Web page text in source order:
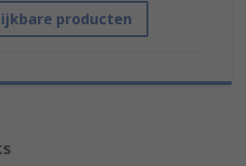
producten